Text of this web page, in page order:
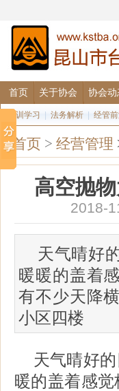
首页 关于协会 协会动
培训学习 法务解析 经管
首页 > 经营管理
高空抛
2018-
天气晴好
暖暖的盖着
有不少天降
小区四楼
天气晴好
暖的盖着感